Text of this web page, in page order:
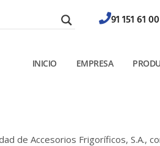
91 151 61 00
INICIO EMPRESA
de Accesorios Frigoríficos, S.A.,